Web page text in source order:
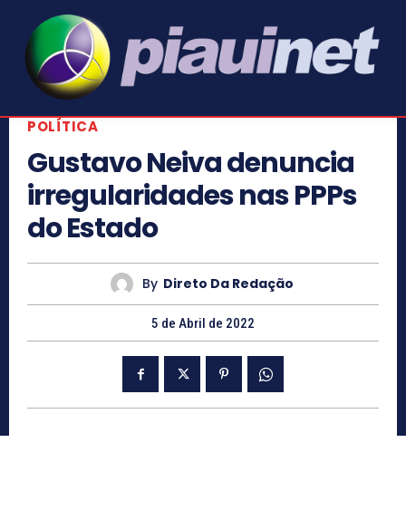
POLÍTICA
Gustavo Neiva denuncia
irregularidades nas PPPs
do Estado
By Direto Da Redação
5 de Abril de 2022